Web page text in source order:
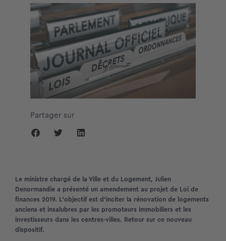
Partager sur
Le ministre chargé de la Ville et du Logement, Julien
Denormandie a présenté un amendement au projet de Loi de
finances 2019. L’objectif est d’inciter la rénovation de logements
anciens et insalubres par les promoteurs immobiliers et les
investisseurs dans les centres-villes. Retour sur ce nouveau
dispositif.